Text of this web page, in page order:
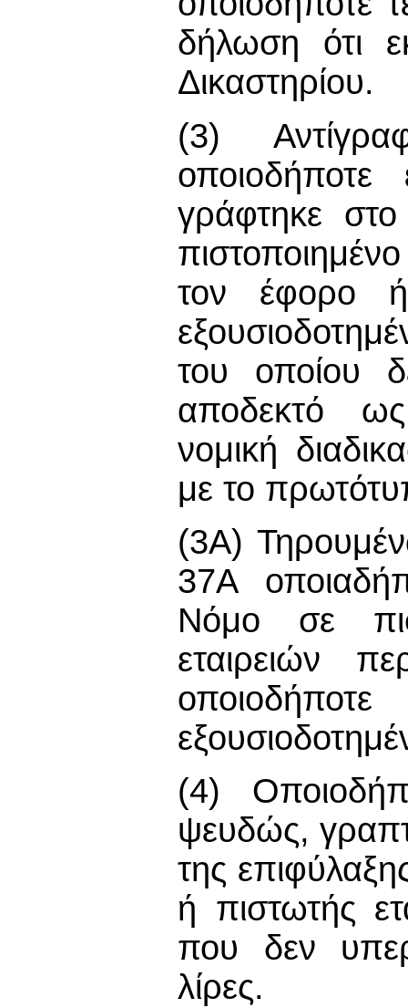
δήλωση ότι
Δικαστηρίου.
(3)
γράφτηκε στο
τον έφορο ή
του οποίου
αποδεκτό
νομική
με το
(3Α)
37Α
Νόμο σε
εταιρειών
(4)
ψευδώς,
της
ή πιστωτής
που δεν
λίρες.